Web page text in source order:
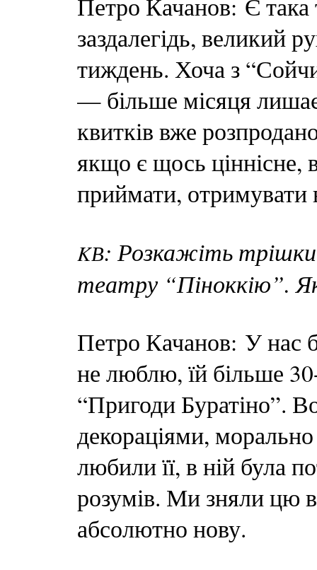
Петро Качанов: Є
заздалегідь, великий
тиждень. Хоча з
— більше місяця
квитків вже
якщо є щось ціннісне,
приймати, отримувати
KВ: Розкажіть
театру “Піноккію”.
Петро Качанов: У нас
не люблю, їй більше
“Пригоди Буратіно”.
декораціями, морально
любили її, в ній була
розумів. Ми зняли цю
абсолютно нову.